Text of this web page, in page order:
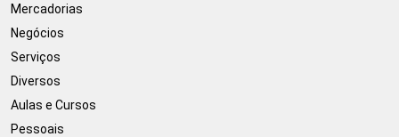
Mercadorias
Negócios
Serviços
Diversos
Aulas e Cursos
Pessoais